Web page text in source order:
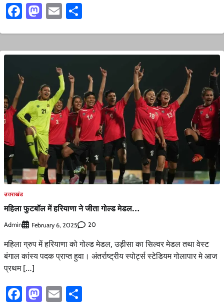
Facebook
Mastodon
Email
उत्तराखंड
महिला फुटबॉल में हरियाणा ने जीता गोल्ड मेडल…
Admin February 6, 2025 20
महिला ग्रुप में हरियाणा को गोल्ड मेडल, उड़ीसा का सिल्वर मेडल तथा वेस्ट
बंगाल कांस्य पदक प्राप्त हुवा। अंतर्राष्ट्रीय स्पोर्ट्स स्टेडियम गोलापार मे आज
प्रथम […]
Facebook
Mastodon
Email